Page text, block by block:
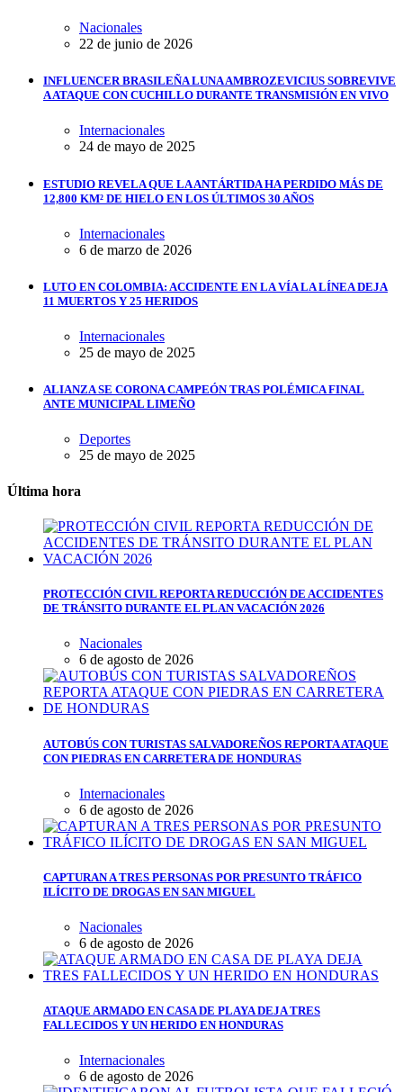
Nacionales
22 de junio de 2026
INFLUENCER BRASILEÑA LUNA AMBROZEVICIUS SOBREVIVE
A ATAQUE CON CUCHILLO DURANTE TRANSMISIÓN EN VIVO
Internacionales
24 de mayo de 2025
ESTUDIO REVELA QUE LA ANTÁRTIDA HA PERDIDO MÁS DE
12,800 KM² DE HIELO EN LOS ÚLTIMOS 30 AÑOS
Internacionales
6 de marzo de 2026
LUTO EN COLOMBIA: ACCIDENTE EN LA VÍA LA LÍNEA DEJA
11 MUERTOS Y 25 HERIDOS
Internacionales
25 de mayo de 2025
ALIANZA SE CORONA CAMPEÓN TRAS POLÉMICA FINAL
ANTE MUNICIPAL LIMEÑO
Deportes
25 de mayo de 2025
Última hora
PROTECCIÓN CIVIL REPORTA REDUCCIÓN DE ACCIDENTES
DE TRÁNSITO DURANTE EL PLAN VACACIÓN 2026
Nacionales
6 de agosto de 2026
AUTOBÚS CON TURISTAS SALVADOREÑOS REPORTA ATAQUE
CON PIEDRAS EN CARRETERA DE HONDURAS
Internacionales
6 de agosto de 2026
CAPTURAN A TRES PERSONAS POR PRESUNTO TRÁFICO
ILÍCITO DE DROGAS EN SAN MIGUEL
Nacionales
6 de agosto de 2026
ATAQUE ARMADO EN CASA DE PLAYA DEJA TRES
FALLECIDOS Y UN HERIDO EN HONDURAS
Internacionales
6 de agosto de 2026